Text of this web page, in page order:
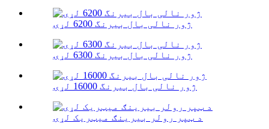
ژور نالی بال بیرنگ 6200 لړۍ
ژور نالی بال بیرنگ 6300 لړۍ
ژور نالی بال بیرنگ 16000 لړۍ
د ټپر رولر بیرینګ میټریک لړۍ